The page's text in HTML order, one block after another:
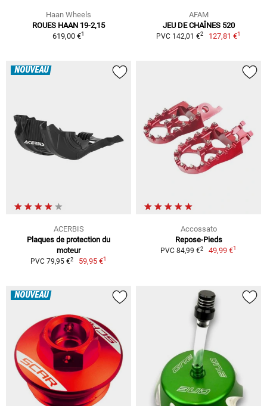
Haan Wheels
ROUES HAAN 19-2,15
619,00 €1
AFAM
JEU DE CHAÎNES 520
PVC 142,01 €2 127,81 €1
NOUVEAU
ACERBIS
Plaques de protection du
moteur
PVC 79,95 €2 59,95 €1
Accossato
Repose-Pieds
PVC 84,99 €2 49,99 €1
NOUVEAU